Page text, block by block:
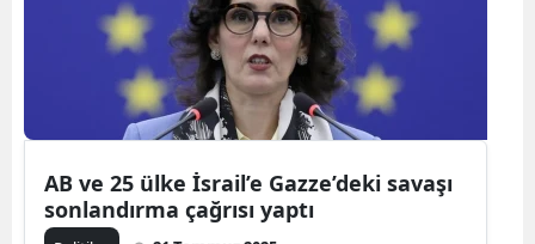
AB ve 25 ülke İsrail’e Gazze’deki savaşı
sonlandırma çağrısı yaptı